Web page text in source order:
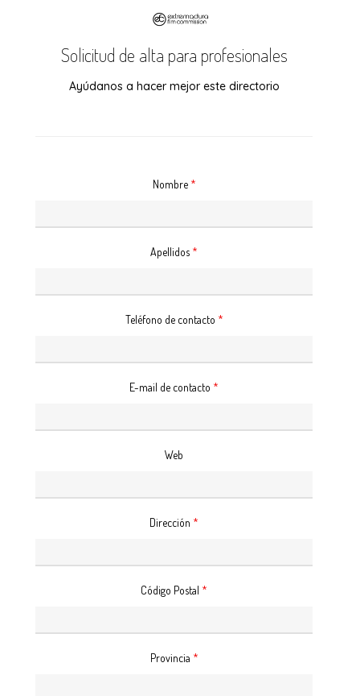
Solicitud de alta para profesionales
Ayúdanos a hacer mejor este directorio
Nombre *
Apellidos *
Teléfono de contacto *
E-mail de contacto *
Web
Dirección *
Código Postal *
Provincia *